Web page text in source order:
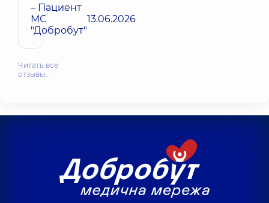
– Пациент
МС
"Добробут"
13.06.2026
Читать все
отзывы…